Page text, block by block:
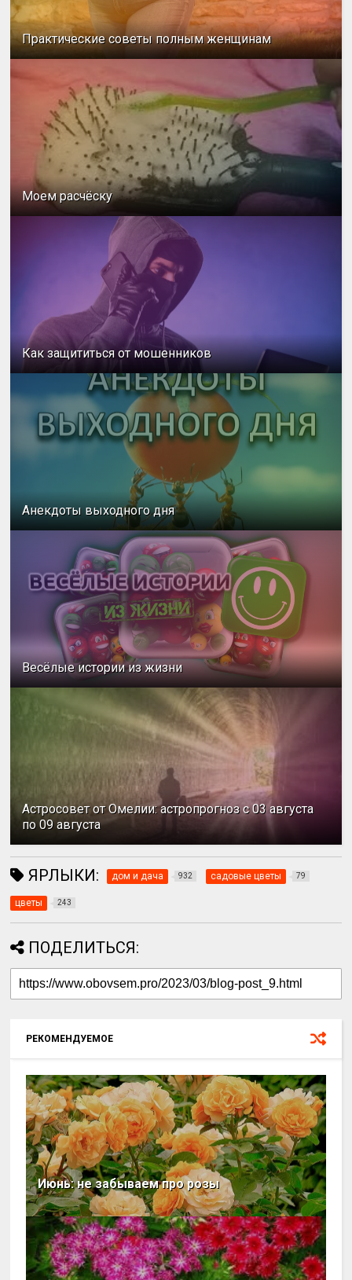
Практические советы полным женщинам
Моем расчёску
Как защититься от мошенников
Анекдоты выходного дня
Весёлые истории из жизни
Астросовет от Омелии: астропрогноз с 03 августа
по 09 августа
ЯРЛЫКИ: дом и дача 932 садовые цветы 79
цветы 243
ПОДЕЛИТЬСЯ:
РЕКОМЕНДУЕМОЕ
Июнь: не забываем про розы